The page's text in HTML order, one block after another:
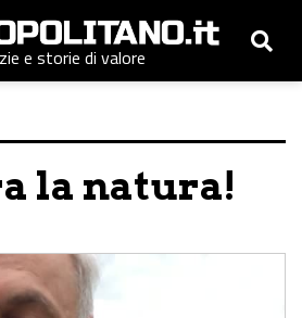
e storie di valore
la natura!